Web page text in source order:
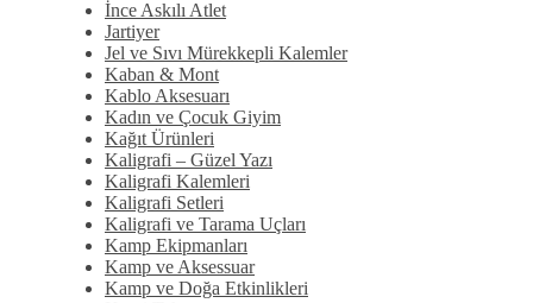
İnce Askılı Atlet
Jartiyer
Jel ve Sıvı Mürekkepli Kalemler
Kaban & Mont
Kablo Aksesuarı
Kadın ve Çocuk Giyim
Kağıt Ürünleri
Kaligrafi – Güzel Yazı
Kaligrafi Kalemleri
Kaligrafi Setleri
Kaligrafi ve Tarama Uçları
Kamp Ekipmanları
Kamp ve Aksessuar
Kamp ve Doğa Etkinlikleri